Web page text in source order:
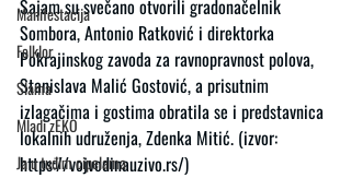
Manifestacija
Folklor
Slama
Mladi zEKO
Ja u tuđim cipelama
Sajam su svečano otvorili gradonačelnik
Sombora, Antonio Ratković i direktorka
Pokrajinskog zavoda za ravnopravnost polova,
Stanislava Malić Gostović, a prisutnim
izlagačima i gostima obratila se i predstavnica
lokalnih udruženja, Zdenka Mitić. (izvor:
https://vojvodinauzivo.rs/)